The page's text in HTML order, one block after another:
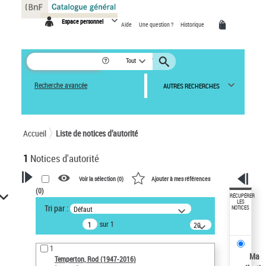
Espace personnel Aide Une question ? Historique
Tout
Recherche avancée AUTRES RECHERCHES
Accueil Liste de notices d’autorité
1 Notices d'autorité
VOTRE RECHERCHE
Recherche avancée dans les
notices d’autorité
Œuvres liées à l'auteur :
Temperton, Rod (1947-2016)
Voir la sélection (0) Ajouter à mes références
(0)
Tri par : Défaut
sur 1
20
résultats/page
1
Temperton, Rod (1947-2016)
RÉCUPÉRER
LES
NOTICES
Ma
Panneau de gestion des cookies